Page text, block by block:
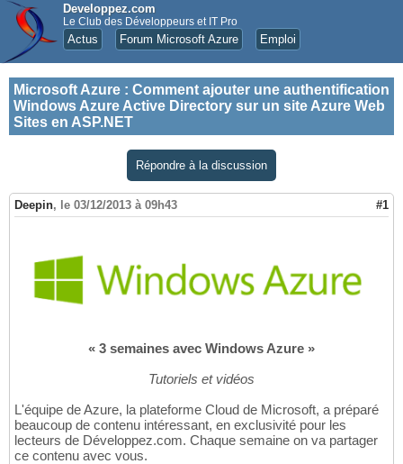
Developpez.com
Le Club des Développeurs et IT Pro
Actus Forum Microsoft Azure Emploi
Microsoft Azure : Comment ajouter une authentification
Windows Azure Active Directory sur un site Azure Web
Sites en ASP.NET
Répondre à la discussion
Deepin, le 03/12/2013 à 09h43 #1
« 3 semaines avec Windows Azure »
Tutoriels et vidéos
L'équipe de Azure, la plateforme Cloud de Microsoft, a préparé
beaucoup de contenu intéressant, en exclusivité pour les
lecteurs de Développez.com. Chaque semaine on va partager
ce contenu avec vous.